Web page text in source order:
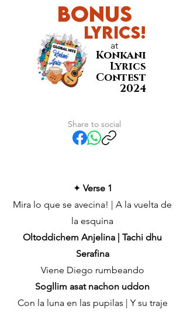
Bonus
LyricS!
at
Konkani
Lyrics
Contest
2024
Share to social
✦ Verse 1
Mira lo que se avecina! | A la vuelta de
la esquina
Oltoddichem Anjelina | Tachi dhu
Serafina
Viene Diego rumbeando
Sogllim asat nachon uddon
Con la luna en las pupilas | Y su traje